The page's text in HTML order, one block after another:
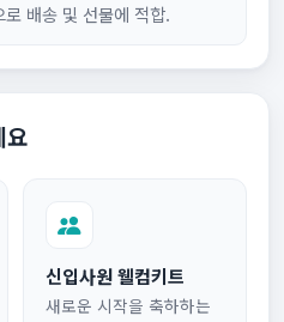
배송 및 선물에 적합.
요
신입사원 웰컴키트
새로운 시작을 축하하는